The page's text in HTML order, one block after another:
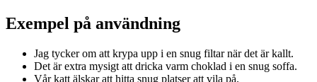
Exempel på användning
Jag tycker om att krypa upp i en snug filtar när det är kallt.
Det är extra mysigt att dricka varm choklad i en snug soffa.
Vår katt älskar att hitta snug platser att vila på.